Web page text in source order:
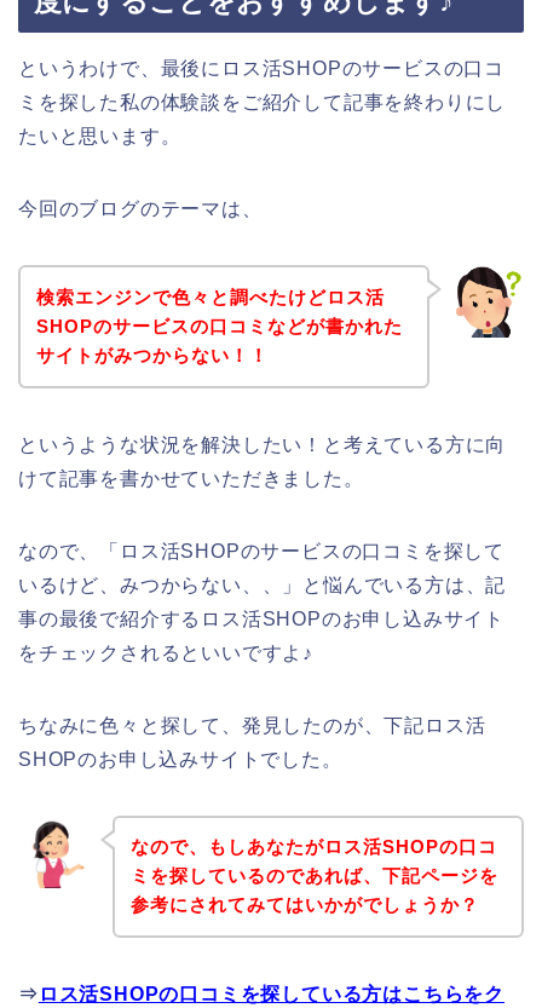
というわけで、最後にロス活SHOPのサービスの口コ
ミを探した私の体験談をご紹介して記事を終わりにし
たいと思います。
今回のブログのテーマは、
検索エンジンで色々と調べたけどロス活
SHOPのサービスの口コミなどが書かれた
サイトがみつからない！！
というような状況を解決したい！と考えている方に向
けて記事を書かせていただきました。
なので、「ロス活SHOPのサービスの口コミを探して
いるけど、みつからない、、」と悩んでいる方は、記
事の最後で紹介するロス活SHOPのお申し込みサイト
をチェックされるといいですよ♪
ちなみに色々と探して、発見したのが、下記ロス活
SHOPのお申し込みサイトでした。
なので、もしあなたがロス活SHOPの口コ
ミを探しているのであれば、下記ページを
参考にされてみてはいかがでしょうか？
⇒ ロス活SHOPの口コミを探している方はこちらをク